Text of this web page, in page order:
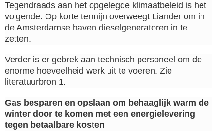
Tegendraads aan het opgelegde klimaatbeleid is het
volgende: Op korte termijn overweegt Liander om in
de Amsterdamse haven dieselgeneratoren in te
zetten.
Verder is er gebrek aan technisch personeel om de
enorme hoeveelheid werk uit te voeren. Zie
literatuurbron 1.
Gas besparen en opslaan om behaaglijk warm de
winter door te komen met een energielevering
tegen betaalbare kosten